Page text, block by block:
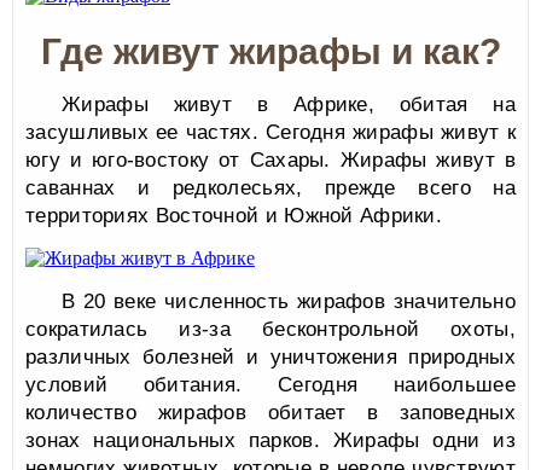
Где живут жирафы и как?
Жирафы живут в Африке, обитая на
засушливых ее частях. Сегодня жирафы живут к
югу и юго-востоку от Сахары. Жирафы живут в
саваннах и редколесьях, прежде всего на
территориях Восточной и Южной Африки.
В 20 веке численность жирафов значительно
сократилась из-за бесконтрольной охоты,
различных болезней и уничтожения природных
условий обитания. Сегодня наибольшее
количество жирафов обитает в заповедных
зонах национальных парков. Жирафы одни из